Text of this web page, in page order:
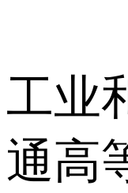
工业
通高